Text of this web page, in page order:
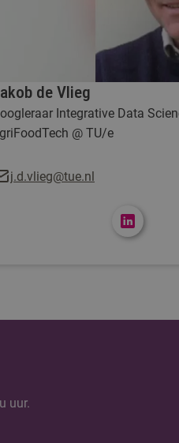
de Vlieg
Integrative Data
@ TU/e
j.d.vlieg@tue.nl
uur.